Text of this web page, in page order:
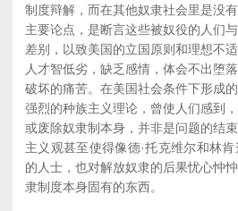
制度辩解，而在其他奴隶社会里是没
主要论点，是断言这些被奴役的人们
差别，以致美国的立国原则和理想不
人才智低劣，缺乏感情，体会不出堕
破坏的痛苦。在美国社会条件下形成
强烈的种族主义理论，曾使人们感到
或废除奴隶制本身，并非是问题的结
主义观甚至使得像德·托克维尔和林
的人士，也对解放奴隶的后果忧心忡
隶制度本身固有的东西。